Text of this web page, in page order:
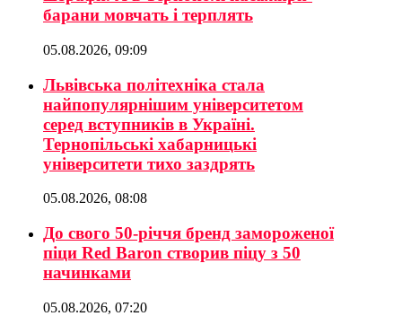
барани мовчать і терплять
05.08.2026, 09:09
Львівська політехніка стала
найпопулярнішим університетом
серед вступників в Україні.
Тернопільські хабарницькі
університети тихо заздрять
05.08.2026, 08:08
До свого 50-річчя бренд замороженої
піци Red Baron створив піцу з 50
начинками
05.08.2026, 07:20